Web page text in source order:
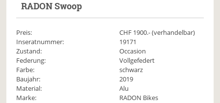
RADON Swoop
Preis: CHF 1900.- (verhandelbar)
Inseratnummer:
19171
Zustand:
Occasion
Federung:
Vollgefedert
Farbe:
schwarz
Baujahr:
2019
Material:
Alu
Marke:
RADON Bikes